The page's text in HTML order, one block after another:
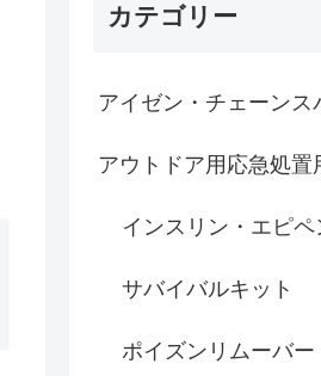
カテゴリー
アイゼン・チェーンス
アウトドア用応急処置
インスリン・エピペ
サバイバルキット
ポイズンリムーバ